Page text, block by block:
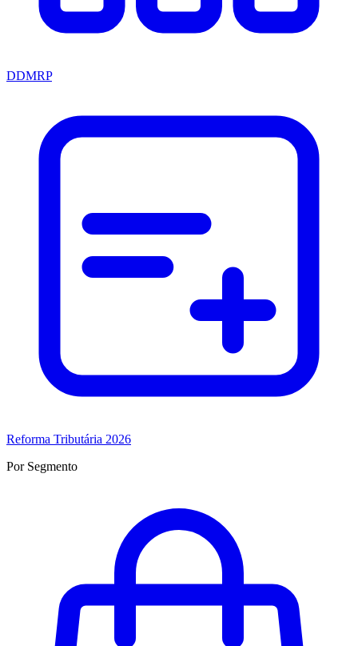
DDMRP
Reforma Tributária 2026
Por Segmento